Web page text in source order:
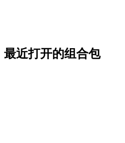
最近打开的组合包